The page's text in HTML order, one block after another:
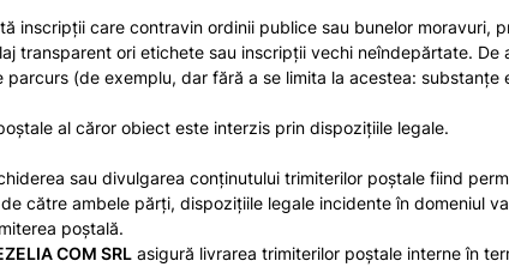
inscripţii care contravin ordinii publice sau bunelor moravuri,
transparent ori etichete sau inscripții vechi neîndepărtate.
(de exemplu, dar fără a se limita la acestea:
al căror obiect este interzis prin dispoziţiile legale.
sau divulgarea conţinutului trimiterilor poştale fiind
către ambele părţi, dispoziţiile legale incidente în domeniul
poştală.
COM SRL asigură livrarea trimiterilor poştale interne în